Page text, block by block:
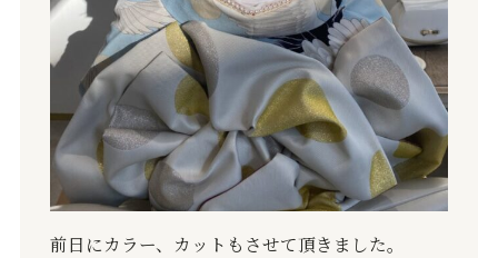
前日にカラー、カットもさせて頂きました。